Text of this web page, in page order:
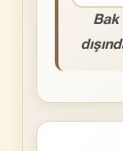
Bak